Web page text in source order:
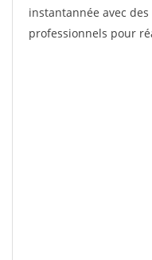
instantannée avec
professionnels pour